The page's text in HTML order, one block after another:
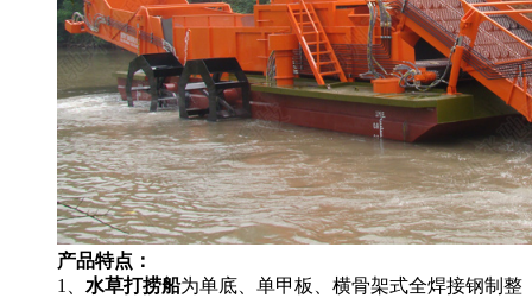
产品特点：
1、 水草打捞船为单底、单甲板、横骨架式全焊接钢制整